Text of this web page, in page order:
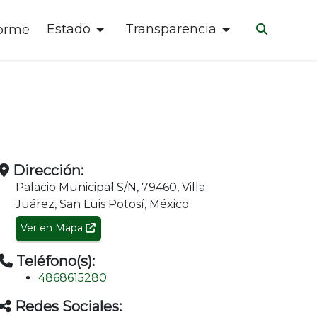
Estado Transparencia
Dirección:
Palacio Municipal S/N, 79460, Villa
Juárez, San Luis Potosí, México
Ver en Mapa
Teléfono(s):
4868615280
Redes Sociales: